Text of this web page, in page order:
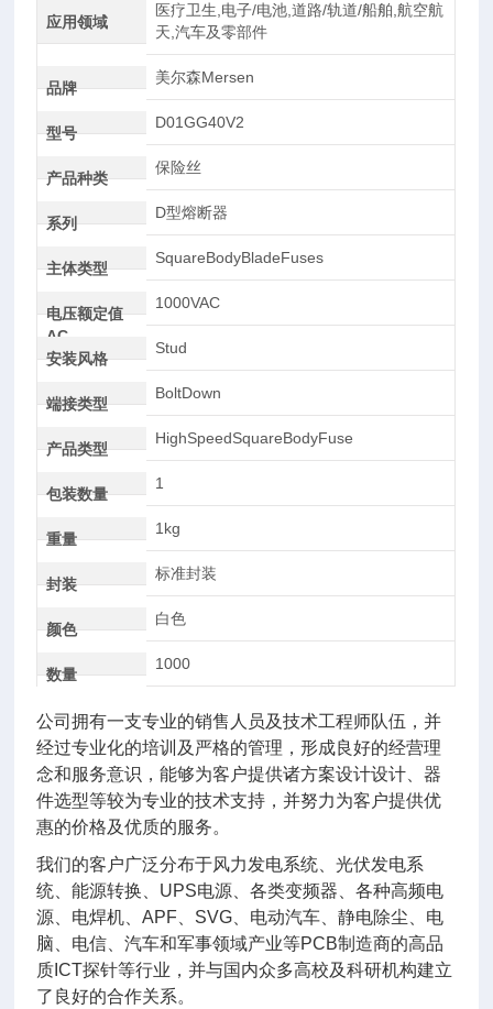
应用领域
医疗卫生,电子/电池,道路/轨道/船舶,航空航
天,汽车及零部件
品牌
美尔森Mersen
型号
D01GG40V2
产品种类
保险丝
系列
D型熔断器
主体类型
SquareBodyBladeFuses
电压额定值
AC
1000VAC
安装风格
Stud
端接类型
BoltDown
产品类型
HighSpeedSquareBodyFuse
包装数量
1
重量
1kg
封装
标准封装
颜色
白色
数量
1000
公司拥有一支专业的销售人员及技术工程师队伍，并
经过专业化的培训及严格的管理，形成良好的经营理
念和服务意识，能够为客户提供诸方案设计设计、器
件选型等较为专业的技术支持，并努力为客户提供优
惠的价格及优质的服务。
我们的客户广泛分布于风力发电系统、光伏发电系
统、能源转换、UPS电源、各类变频器、各种高频电
源、电焊机、APF、SVG、电动汽车、静电除尘、电
脑、电信、汽车和军事领域产业等PCB制造商的高品
质ICT探针等行业，并与国内众多高校及科研机构建立
了良好的合作关系。